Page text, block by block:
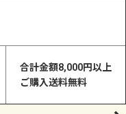
合計金額8,000円以上
ご購入送料無料